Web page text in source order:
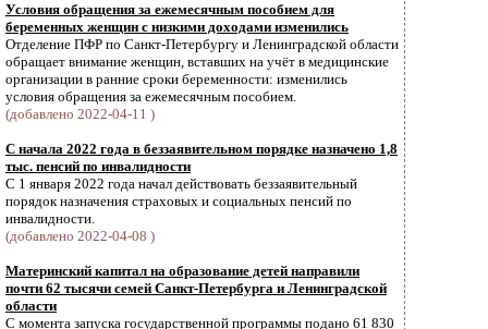
Условия обращения за ежемесячным пособием для
беременных женщин с низкими доходами изменились
Отделение ПФР по Санкт-Петербургу и Ленинградской области
обращает внимание женщин, вставших на учёт в медицинские
организации в ранние сроки беременности: изменились
условия обращения за ежемесячным пособием.
(добавлено 2022-04-11 )
С начала 2022 года в беззаявительном порядке назначено 1,8
тыс. пенсий по инвалидности
С 1 января 2022 года начал действовать беззаявительный
порядок назначения страховых и социальных пенсий по
инвалидности.
(добавлено 2022-04-08 )
Материнский капитал на образование детей направили
почти 62 тысячи семей Санкт-Петербурга и Ленинградской
области
С момента запуска государственной программы подано 61 830